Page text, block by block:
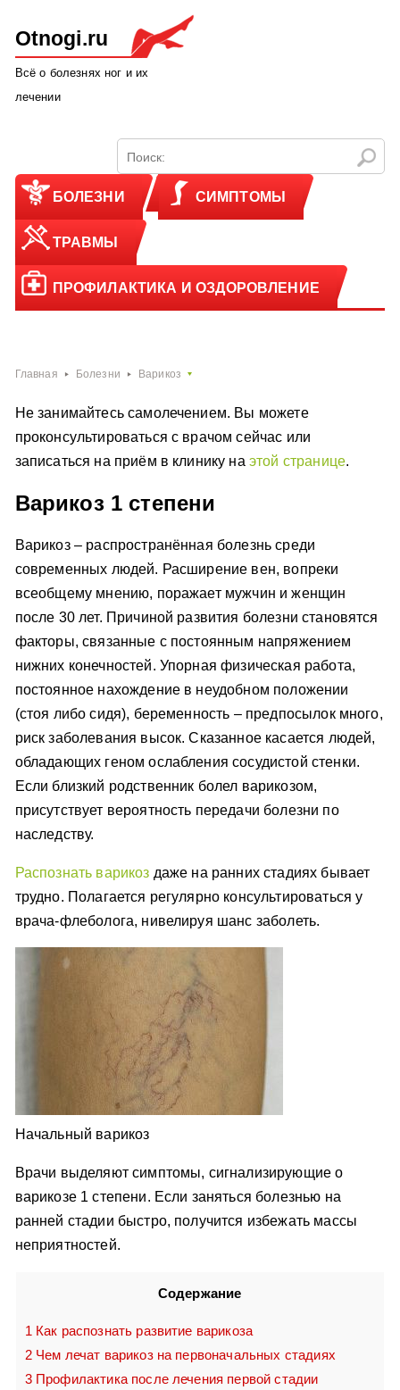
Otnogi.ru
Всё о болезнях ног и их
лечении
БОЛЕЗНИ СИМПТОМЫ
ТРАВМЫ
ПРОФИЛАКТИКА И ОЗДОРОВЛЕНИЕ
Главная Болезни Варикоз
Не занимайтесь самолечением. Вы можете
проконсультироваться с врачом сейчас или
записаться на приём в клинику на этой странице.
Варикоз 1 степени
Варикоз – распространённая болезнь среди
современных людей. Расширение вен, вопреки
всеобщему мнению, поражает мужчин и женщин
после 30 лет. Причиной развития болезни становятся
факторы, связанные с постоянным напряжением
нижних конечностей. Упорная физическая работа,
постоянное нахождение в неудобном положении
(стоя либо сидя), беременность – предпосылок много,
риск заболевания высок. Сказанное касается людей,
обладающих геном ослабления сосудистой стенки.
Если близкий родственник болел варикозом,
присутствует вероятность передачи болезни по
наследству.
Распознать варикоз даже на ранних стадиях бывает
трудно. Полагается регулярно консультироваться у
врача-флеболога, нивелируя шанс заболеть.
Начальный варикоз
Врачи выделяют симптомы, сигнализирующие о
варикозе 1 степени. Если заняться болезнью на
ранней стадии быстро, получится избежать массы
неприятностей.
Содержание
1 Как распознать развитие варикоза
2Чем лечат варикоз на первоначальных стадиях
3Профилактика после лечения первой стадии